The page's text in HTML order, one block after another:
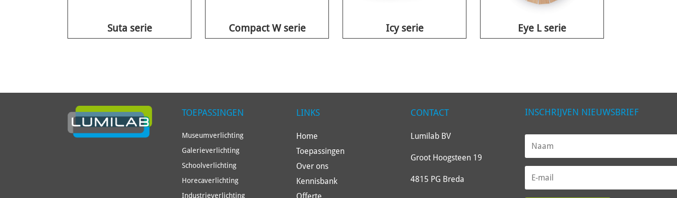
Suta serie Compact W serie Icy serie Eye L serie
TOEPASSINGEN
Museumverlichting
Galerieverlichting
Schoolverlichting
Horecaverlichting
Industrieverlichting
LINKS
Home
Toepassingen
Over ons
Kennisbank
CONTACT
Lumilab BV
Groot Hoogsteen 19
4815 PG Breda
INSCHRIJVEN NIEUWSBRIEF